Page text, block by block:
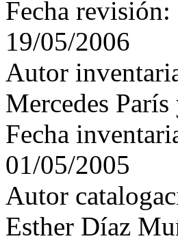
Fecha revisión:
19/05/2006
Autor
Mercedes
Fecha
01/05/2005
Autor
Esther Díaz